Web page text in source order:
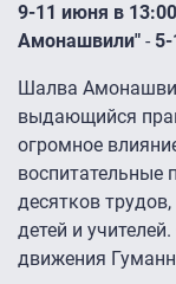
9-11 июня в
Амонашвили" -
Шалва
выдающийся
огромное
воспитательные
десятков
детей и
движения